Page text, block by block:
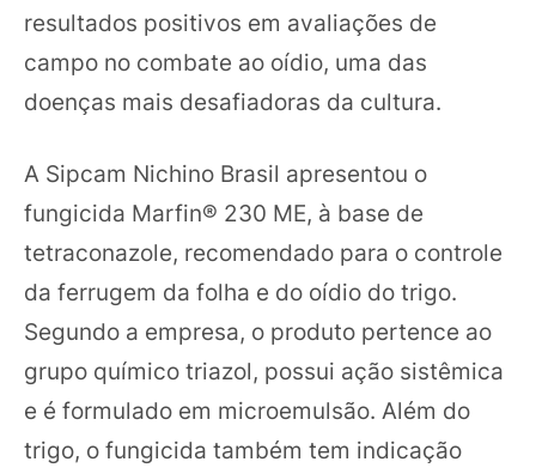
resultados positivos em avaliações de
campo no combate ao oídio, uma das
doenças mais desafiadoras da cultura.
A Sipcam Nichino Brasil apresentou o
fungicida Marfin® 230 ME, à base de
tetraconazole, recomendado para o controle
da ferrugem da folha e do oídio do trigo.
Segundo a empresa, o produto pertence ao
grupo químico triazol, possui ação sistêmica
e é formulado em microemulsão. Além do
trigo, o fungicida também tem indicação